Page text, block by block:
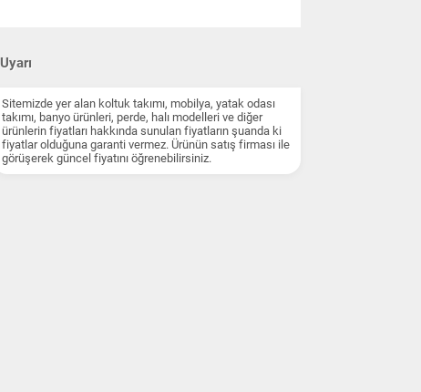
Uyarı
Sitemizde yer alan koltuk takımı, mobilya, yatak odası
takımı, banyo ürünleri, perde, halı modelleri ve diğer
ürünlerin fiyatları hakkında sunulan fiyatların şuanda ki
fiyatlar olduğuna garanti vermez. Ürünün satış firması ile
görüşerek güncel fiyatını öğrenebilirsiniz.